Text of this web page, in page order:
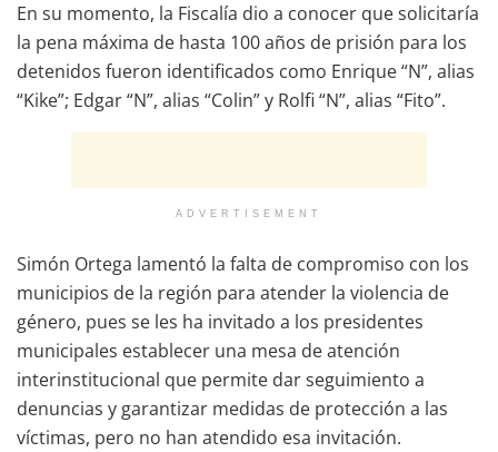
En su momento, la Fiscalía dio a conocer que solicitaría
la pena máxima de hasta 100 años de prisión para los
detenidos fueron identificados como Enrique “N”, alias
“Kike”; Edgar “N”, alias “Colin” y Rolfi “N”, alias “Fito”.
ADVERTISEMENT
Simón Ortega lamentó la falta de compromiso con los
municipios de la región para atender la violencia de
género, pues se les ha invitado a los presidentes
municipales establecer una mesa de atención
interinstitucional que permite dar seguimiento a
denuncias y garantizar medidas de protección a las
víctimas, pero no han atendido esa invitación.